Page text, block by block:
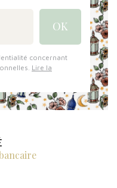
concernant
Lire la